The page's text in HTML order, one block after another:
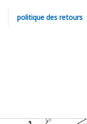
politique des retours